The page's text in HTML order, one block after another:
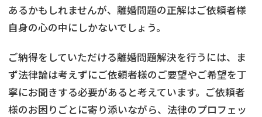
あるかもしれませんが、離婚問題の正解はご依頼者様
自身の心の中にしかないでしょう。
ご納得をしていただける離婚問題解決を行うには、ま
ず法律論は考えずにご依頼者様のご要望やご希望を丁
寧にお聞きする必要があると考えています。ご依頼者
様のお困りごとに寄り添いながら、法律のプロフェッ